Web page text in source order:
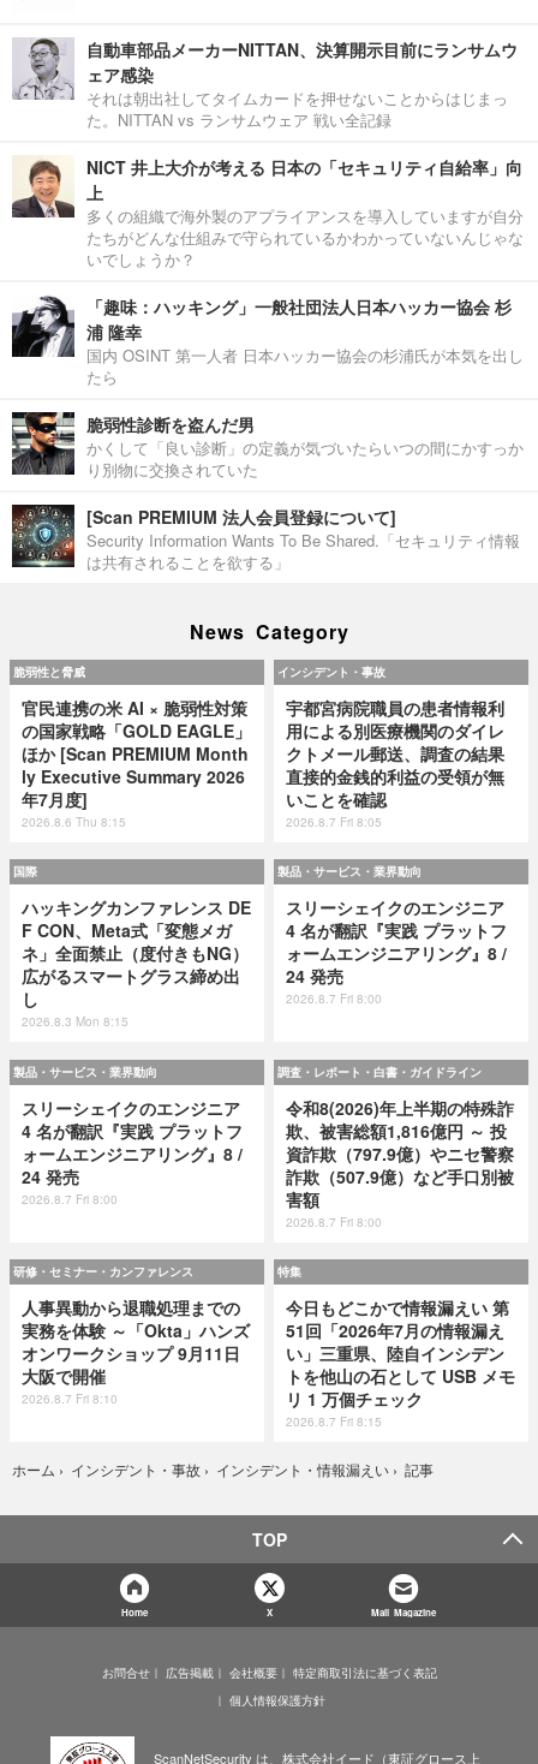
自動車部品メーカーNITTAN、決算開示目前にランサムウ
ェア感染
それは朝出社してタイムカードを押せないことからはじまっ
た。NITTAN vs ランサムウェア 戦い全記録
NICT 井上大介が考える 日本の「セキュリティ自給率」向
上
多くの組織で海外製のアプライアンスを導入していますが自分
たちがどんな仕組みで守られているかわかっていないんじゃな
いでしょうか？
「趣味：ハッキング」一般社団法人日本ハッカー協会 杉
浦 隆幸
国内 OSINT 第一人者 日本ハッカー協会の杉浦氏が本気を出し
たら
脆弱性診断を盗んだ男
かくして「良い診断」の定義が気づいたらいつの間にかすっか
り別物に交換されていた
[Scan PREMIUM 法人会員登録について]
Security Information Wants To Be Shared.「セキュリティ情報
は共有されることを欲する」
News Category
脆弱性と脅威
官民連携の米 AI × 脆弱性対策
の国家戦略「GOLD EAGLE」
ほか [Scan PREMIUM Month
ly Executive Summary 2026
年7月度]
2026.8.6 Thu 8:15
インシデント・事故
宇都宮病院職員の患者情報利
用による別医療機関のダイレ
クトメール郵送、調査の結果
直接的金銭的利益の受領が無
いことを確認
2026.8.7 Fri 8:05
国際
ハッキングカンファレンス DE
F CON、Meta式「変態メガ
ネ」全面禁止（度付きもNG）
広がるスマートグラス締め出
し
2026.8.3 Mon 8:15
製品・サービス・業界動向
スリーシェイクのエンジニア
4 名が翻訳『実践 プラットフ
ォームエンジニアリング』8 /
24 発売
2026.8.7 Fri 8:00
製品・サービス・業界動向
スリーシェイクのエンジニア
4 名が翻訳『実践 プラットフ
ォームエンジニアリング』8 /
24 発売
2026.8.7 Fri 8:00
調査・レポート・白書・ガイドライン
令和8(2026)年上半期の特殊詐
欺、被害総額1,816億円 ～ 投
資詐欺（797.9億）やニセ警察
詐欺（507.9億）など手口別被
害額
2026.8.7 Fri 8:00
研修・セミナー・カンファレンス
人事異動から退職処理までの
実務を体験 ～「Okta」ハンズ
オンワークショップ 9月11日
大阪で開催
2026.8.7 Fri 8:10
特集
今日もどこかで情報漏えい 第
51回「2026年7月の情報漏え
い」三重県、陸自インシデン
トを他山の石として USB メモ
リ 1 万個チェック
2026.8.7 Fri 8:15
ホーム › インシデント・事故 › インシデント・情報漏えい › 記事
TOP
Home X Mail Magazine
お問合せ 広告掲載 会社概要
特定商取引法に基づく表記
個人情報保護方針
ScanNetSecurity は、株式会社イード（東証グロース上